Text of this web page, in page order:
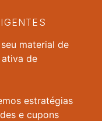
material de
de
estratégias
e cupons